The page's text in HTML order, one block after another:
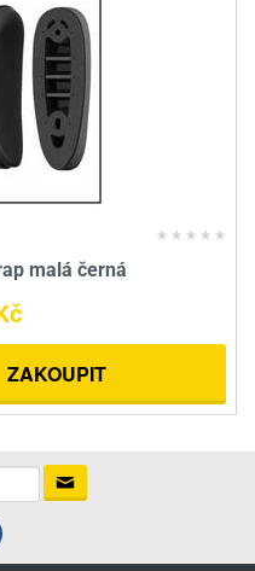
malá černá
ZAKOUPIT